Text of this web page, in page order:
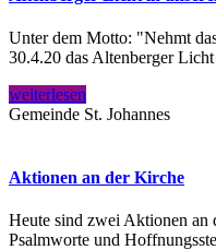
Unter dem Motto: "Nehmt
30.4.20 das Altenberger
weiterlesen
Gemeinde St. Johannes
Aktionen an der Kirche
Heute sind zwei Aktionen an
Psalmworte und